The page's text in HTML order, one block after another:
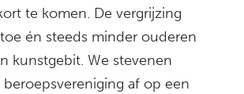
te komen. De vergrijzing
én steeds minder ouderen
kunstgebit. We stevenen
af op een